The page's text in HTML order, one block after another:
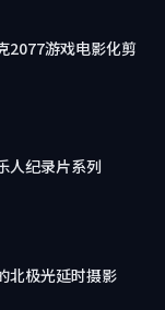
2077游戏电影化剪
人纪录片系列
北极光延时摄影